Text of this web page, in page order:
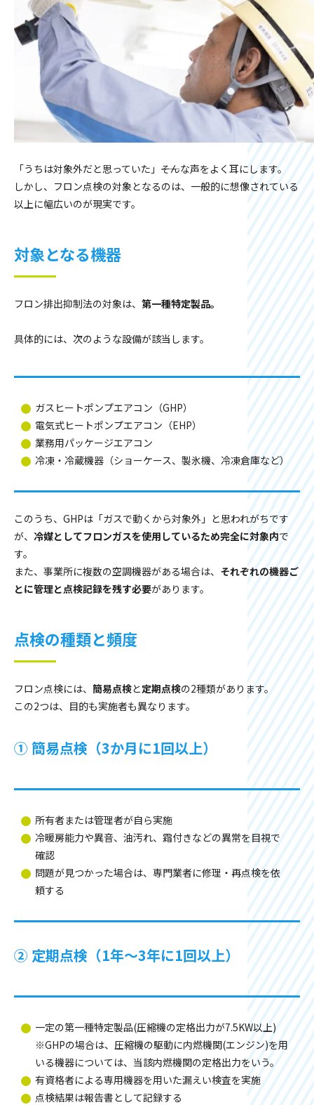
「うちは対象外だと思っていた」――そんな声をよく耳にします。
しかし、フロン点検の対象となるのは、一般的に想像されている
以上に幅広いのが現実です。
対象となる機器
フロン排出抑制法の対象は、 第一種特定製品。
具体的には、次のような設備が該当します。
ガスヒートポンプエアコン（GHP）
電気式ヒートポンプエアコン（EHP）
業務用パッケージエアコン
冷凍・冷蔵機器（ショーケース、製氷機、冷凍倉庫など）
このうち、GHPは「ガスで動くから対象外」と思われがちです
が、 冷媒としてフロンガスを使用しているため完全に対象内で
す。
また、事業所に複数の空調機器がある場合は、 それぞれの機器ご
とに管理と点検記録を残す必要があります。
点検の種類と頻度
フロン点検には、 簡易点検と定期点検の2種類があります。
この2つは、目的も実施者も異なります。
① 簡易点検（3か月に1回以上）
所有者または管理者が自ら実施
冷暖房能力や異音、油汚れ、霜付きなどの異常を目視で
確認
問題が見つかった場合は、専門業者に修理・再点検を依
頼する
② 定期点検（1年～3年に1回以上）
一定の第一種特定製品(圧縮機の定格出力が7.5KW以上)
※GHPの場合は、圧縮機の駆動に内燃機関(エンジン)を用
いる機器については、当該内燃機関の定格出力をいう。
有資格者による専用機器を用いた漏えい検査を実施
点検結果は報告書として記録する